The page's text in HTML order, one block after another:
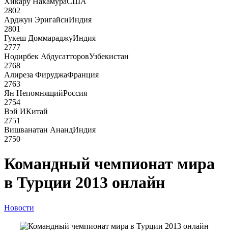
2802
Арджун ЭригайсиИндия
2801
Гукеш ДоммараджуИндия
2777
Нодирбек АбдусатторовУзбекистан
2768
Алиреза ФируджаФранция
2763
Ян НепомнящийРоссия
2754
Вэй ИКитай
2751
Вишванатан АнандИндия
2750
Командный чемпионат мира
в Турции 2013 онлайн
Новости